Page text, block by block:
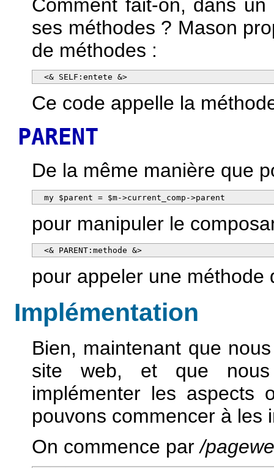
Comment fait-on, dans
ses méthodes ? Mason
de méthodes :
  <& SELF:entete &>
Ce code appelle la
PARENT
De la même manière que
  my $parent = $m->current_comp->parent
pour manipuler le
  <& PARENT:methode &>
pour appeler une méthode
Implémentation
Bien, maintenant que
site web, et que nous
implémenter les aspects
pouvons commencer à les
On commence par/